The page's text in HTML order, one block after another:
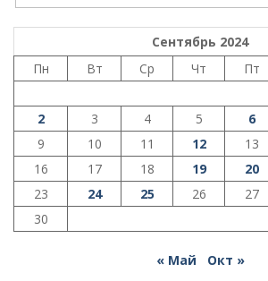
Сентябрь 2024
Пн
Вт Ср Чт Пт
2
3 4 5 6
9
10 11 12 13
16
17 18 19 20
23
24 25 26 27
30
« Май Окт »